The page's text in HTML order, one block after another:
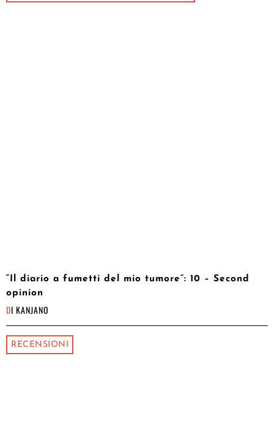
“Il diario a fumetti del mio tumore”: 10 – Second
opinion
DI KANJANO
RECENSIONI